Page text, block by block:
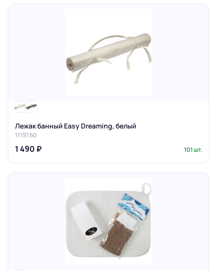
Лежак банный Easy Dreaming, белый
11197.60
1 490 ₽ 101 шт.